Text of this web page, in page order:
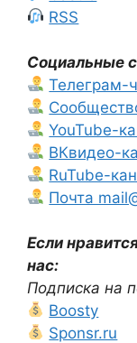
RSS
Социальные
Телеграм-
YouTube-
ВКвидео-
RuTube-
Почта
Если
нас:
Подписка на
Boosty
Sponsr.ru